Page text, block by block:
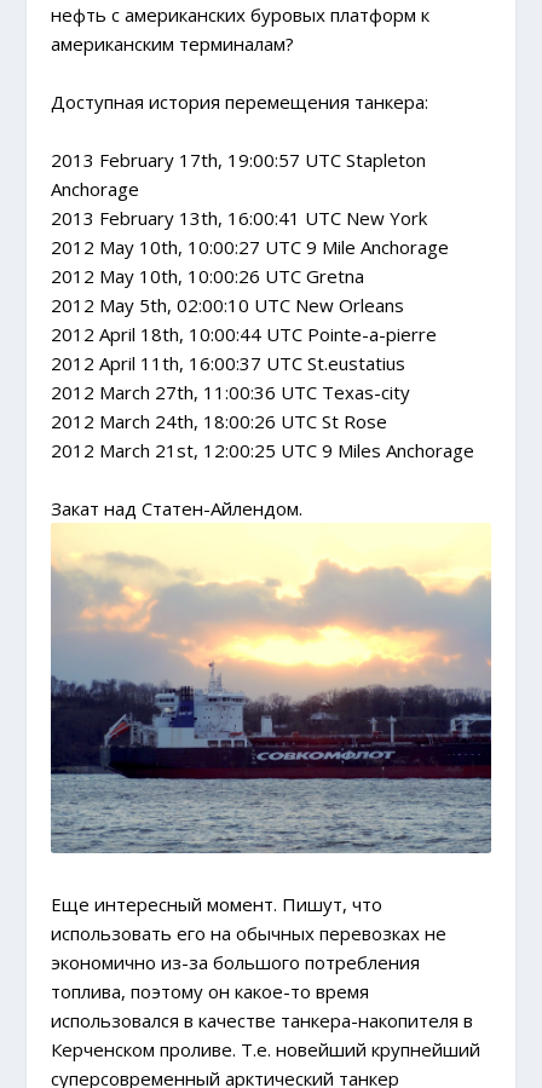
нефть с американских буровых платформ к
американским терминалам?
Доступная история перемещения танкера:
2013 February 17th, 19:00:57 UTC Stapleton
Anchorage
2013 February 13th, 16:00:41 UTC New York
2012 May 10th, 10:00:27 UTC 9 Mile Anchorage
2012 May 10th, 10:00:26 UTC Gretna
2012 May 5th, 02:00:10 UTC New Orleans
2012 April 18th, 10:00:44 UTC Pointe-a-pierre
2012 April 11th, 16:00:37 UTC St.eustatius
2012 March 27th, 11:00:36 UTC Texas-city
2012 March 24th, 18:00:26 UTC St Rose
2012 March 21st, 12:00:25 UTC 9 Miles Anchorage
Закат над Статен-Айлендом.
Еще интересный момент. Пишут, что
использовать его на обычных перевозках не
экономично из-за большого потребления
топлива, поэтому он какое-то время
использовался в качестве танкера-накопителя в
Керченском проливе. Т.е. новейший крупнейший
суперсовременный арктический танкер